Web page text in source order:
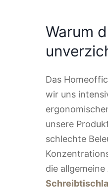
Warum
Das
wir uns
unsere
schlechte
die